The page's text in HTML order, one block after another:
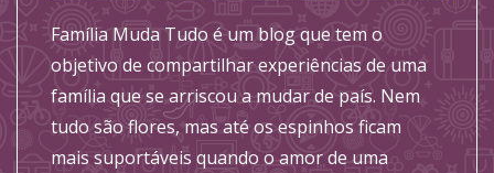
Família Muda Tudo é um blog que tem o
objetivo de compartilhar experiências de uma
família que se arriscou a mudar de país. Nem
tudo são flores, mas até os espinhos ficam
mais suportáveis quando o amor de uma